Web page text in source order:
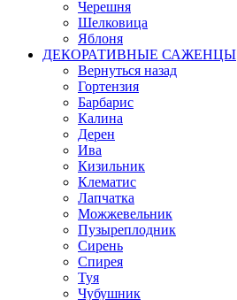
Черешня
Шелковица
Яблоня
ДЕКОРАТИВНЫЕ САЖЕНЦЫ
Вернуться назад
Гортензия
Барбарис
Калина
Дерен
Ива
Кизильник
Клематис
Лапчатка
Можжевельник
Пузыреплодник
Сирень
Спирея
Туя
Чубушник